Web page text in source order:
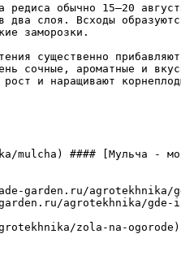
два слоя. Всходы
заморозки.
сочные, ароматные и
и наращивают
#### [Мульча - мой
garden.ru/agrotekhnika/
garden.ru/agrotekhnika/
zola-na-ogorode)